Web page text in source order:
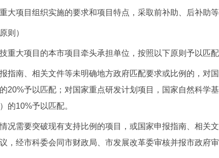
大项目组织实施的要求和项目特点，采取前补助、后补助
则）
重大项目的本市项目牵头承担单位，按照以下原则予以匹配
报指南、相关文件等未明确地方政府匹配要求或比例的，
20%予以匹配；对国家重点研发计划项目，国家自然科学
的10%予以匹配。
情况需要突破现有支持比例的项目，或国家申报指南、相关
，经市科委会同市财政局、市发展改革委审核并报市政府审